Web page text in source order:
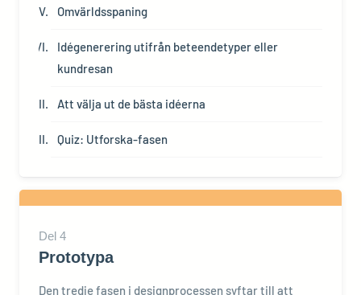
Omvärldsspaning
Idégenerering utifrån beteendetyper eller
kundresan
Att välja ut de bästa idéerna
Quiz: Utforska-fasen
Del 4
Prototypa
Den tredje fasen i designprocessen syftar till att